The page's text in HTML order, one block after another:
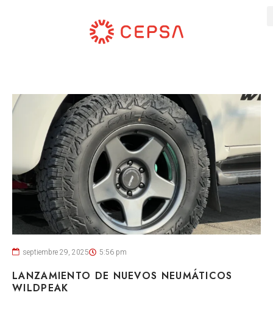
septiembre 29, 2025 5:56 pm
LANZAMIENTO DE NUEVOS NEUMÁTICOS
WILDPEAK